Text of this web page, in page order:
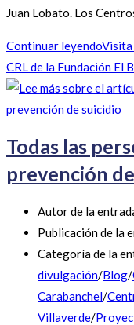
Juan Lobato. Los
Continuar leyendoVisita
CRL de la Fundación El
Todas las
prevención
Autor de la
Publicación de la
Categoría de la
divulgación/Blog/
Carabanchel/
Villaverde/